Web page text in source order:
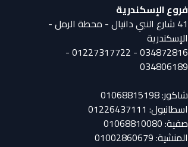
فروع الإسكندرية
41 شارع النبي دانيال - محطة الرمل -
الإسكندرية
034872816 - 01227317722 -
034806189
شاكور: 01068815198
اسطانبول: 01226437111
صفية: 01068810080
المنشية: 01002860679